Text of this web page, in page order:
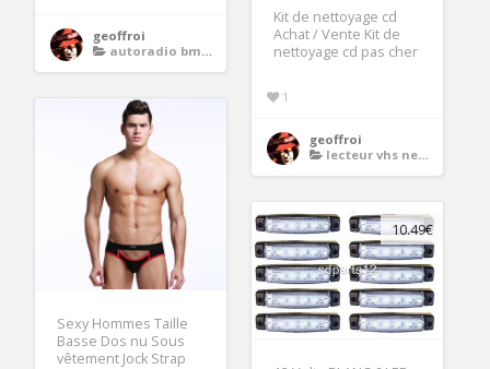
geoffroi
autoradio bmw x5 e53
Kit de nettoyage cd
Achat / Vente Kit de
nettoyage cd pas cher
1
geoffroi
lecteur vhs neuf
Sexy Hommes Taille
Basse Dos nu Sous
vêtement Jock Strap
10.49€